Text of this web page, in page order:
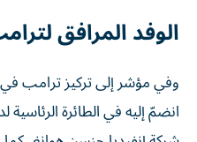
الوفد المرافق
وفي مؤشر إلى تركيز ترامب في
انضمّ إليه في الطائرة